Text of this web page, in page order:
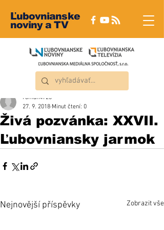
Ľubovnianske
noviny a TV
Živá pozvánka: XXVII.
Ľubovniansky jarmok
roman4723
27. 9. 2018 Minut čtení: 0
Nejnovější příspěvky Zobrazit vše